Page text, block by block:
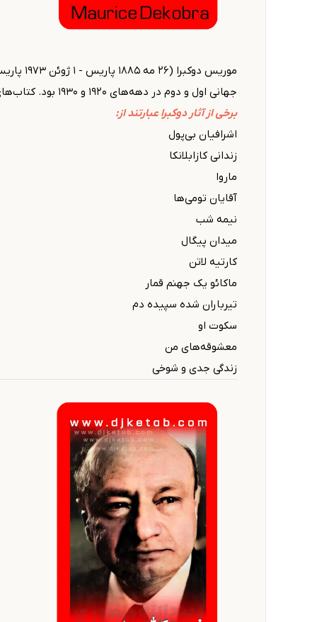
جهانی اول و دوم در دهه‌های ۱۹۲۰ و ۱۹۳۰ بود. کتاب‌های او به ۷۷ زبان ترجمه شده‌است.
برخی از آثار دوکبرا عبارتند از:
اشرافیان بی‌پول
زندانی کازابلانکا
ماروا
آقایان تومی‌ها
نیمه شب
میدان پیگال
کارتیه لاتن
ماکائو یک جهنم قمار
تیرباران شده سپیده دم
سکوت او
معشوقه‌های من
زندگی جدی و شوخی